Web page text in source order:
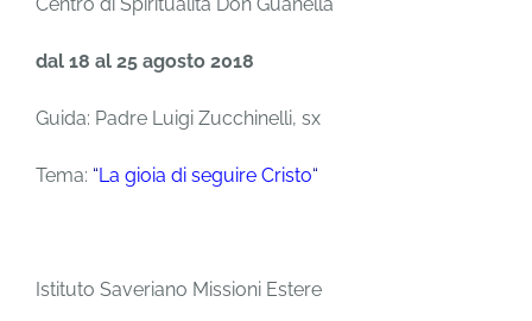
dal 18 al 25 agosto 2018
Guida: Padre Luigi Zucchinelli, sx
Tema: “La gioia di seguire Cristo“
Istituto Saveriano Missioni Estere